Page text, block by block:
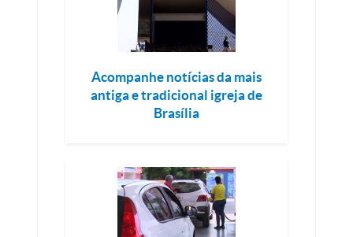
Acompanhe notícias da mais
antiga e tradicional igreja de
Brasília